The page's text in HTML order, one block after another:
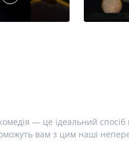
— це ідеальний
вам з цим наші